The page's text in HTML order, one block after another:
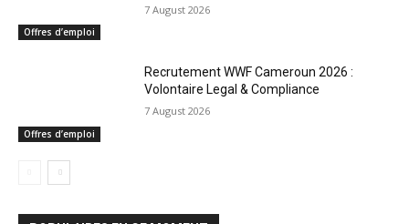
Offres d’emploi
7 August 2026
Offres d’emploi
Recrutement WWF Cameroun 2026 :
Volontaire Legal & Compliance
7 August 2026